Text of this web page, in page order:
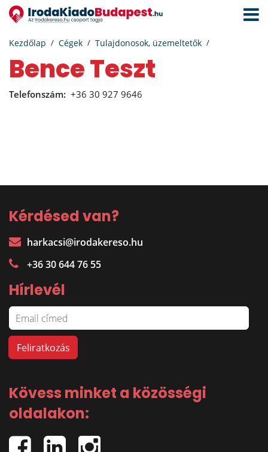
Kezdőlap Cégek Tulajdonosok, üzemeltetők
Bence Teszt
Telefonszám: +36 30 927 9646
Kérdésed van?
harkacsi@irodakereso.hu
+36 30 644 76 55
Hírlevél
Kövess minket a közösségi
oldalakon: